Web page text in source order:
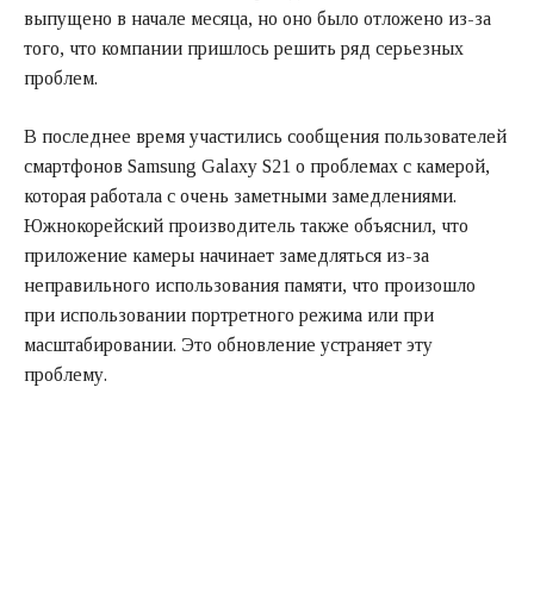
выпущено в начале месяца, но оно было отложено из-за
того, что компании пришлось решить ряд серьезных
проблем.
В последнее время участились сообщения пользователей
смартфонов Samsung Galaxy S21 о проблемах с камерой,
которая работала с очень заметными замедлениями.
Южнокорейский производитель также объяснил, что
приложение камеры начинает замедляться из-за
неправильного использования памяти, что произошло
при использовании портретного режима или при
масштабировании. Это обновление устраняет эту
проблему.